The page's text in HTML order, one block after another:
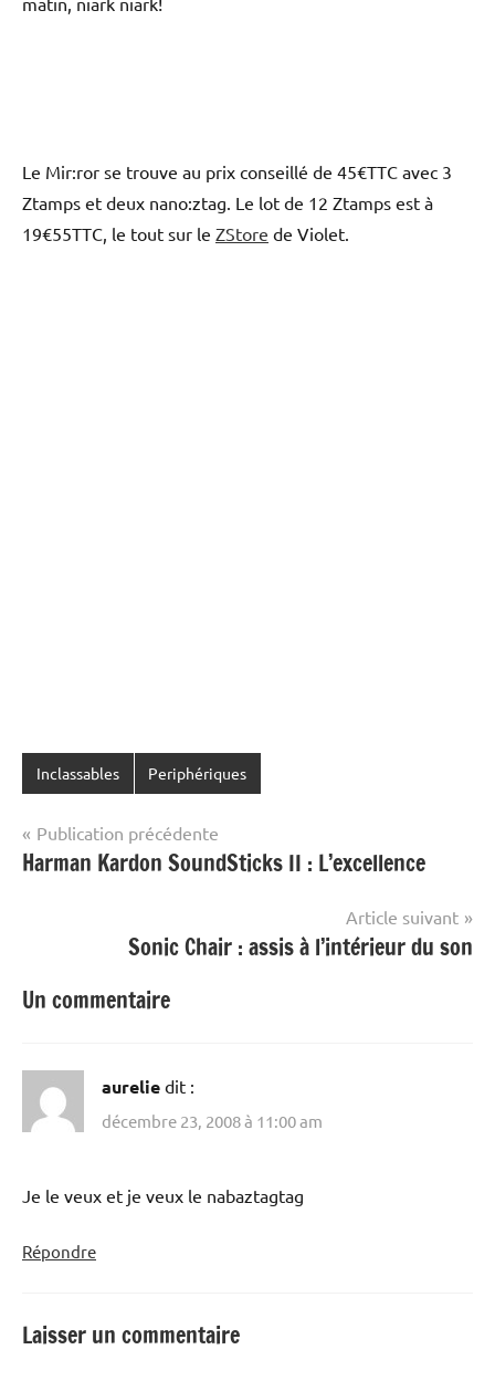
Le Mir:ror se trouve au prix conseillé de 45€TTC avec 3
Ztamps et deux nano:ztag. Le lot de 12 Ztamps est à
19€55TTC, le tout sur le ZStore de Violet.
Inclassables Periphériques
Navigation
de
Publication précédente
Harman Kardon SoundSticks II : L’excellence
Article suivant
Sonic Chair : assis à l’intérieur du son
Un commentaire
aurelie dit :
décembre 23, 2008 à 11:00 am
Je le veux et je veux le nabaztagtag
Répondre
Laisser un commentaire